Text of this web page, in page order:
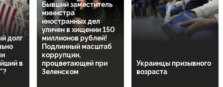
долг
в
Бывший заместитель
министра
иностранных дел
уличен в хищении 150
миллионов рублей!
Подлинный масштаб
коррупции,
процветающей при
Зеленском
Украинцы призывного
возраста